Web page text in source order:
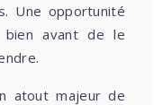
Une opportunité
avant de le
atout majeur de